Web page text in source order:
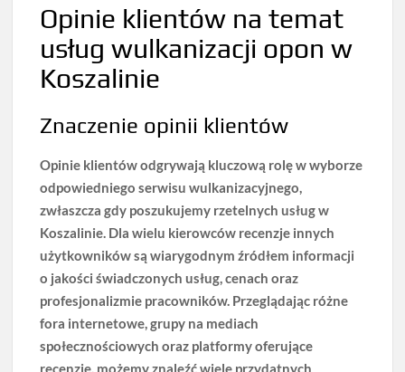
Opinie klientów na temat
usług wulkanizacji opon w
Koszalinie
Znaczenie opinii klientów
Opinie klientów odgrywają kluczową rolę w wyborze
odpowiedniego serwisu wulkanizacyjnego,
zwłaszcza gdy poszukujemy rzetelnych usług w
Koszalinie. Dla wielu kierowców recenzje innych
użytkowników są wiarygodnym źródłem informacji
o jakości świadczonych usług, cenach oraz
profesjonalizmie pracowników. Przeglądając różne
fora internetowe, grupy na mediach
społecznościowych oraz platformy oferujące
recenzje, możemy znaleźć wiele przydatnych